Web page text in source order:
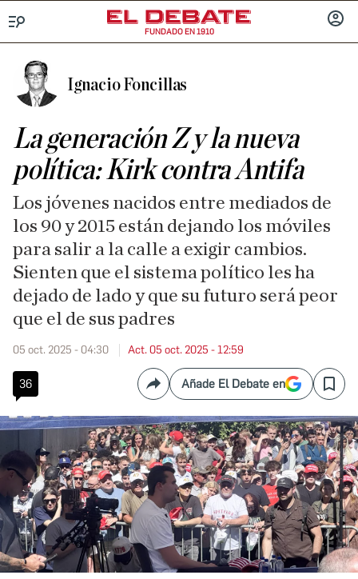
FUNDADO EN 1910
Ignacio Foncillas
La generación Z y la nueva
política: Kirk contra Antifa
Los jóvenes nacidos entre mediados de
los 90 y 2015 están dejando los móviles
para salir a la calle a exigir cambios.
Sienten que el sistema político les ha
dejado de lado y que su futuro será peor
que el de sus padres
05 oct. 2025 - 04:30 Act. 05 oct. 2025 - 12:59
36 CompartirAñade El Debate en Save